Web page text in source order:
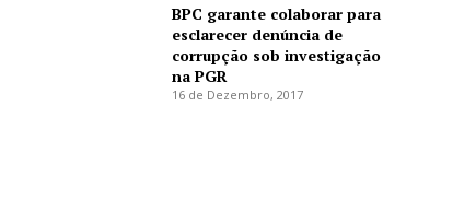
BPC garante colaborar para
esclarecer denúncia de
corrupção sob investigação
na PGR
16 de Dezembro, 2017